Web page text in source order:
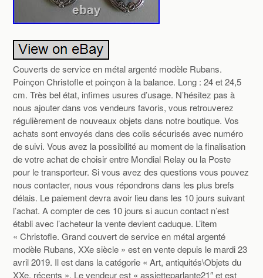
Couverts de service en métal argenté modèle Rubans.
Poinçon Christofle et poinçon à la balance. Long : 24 et 24,5
cm. Très bel état, infimes usures d’usage. N’hésitez pas à
nous ajouter dans vos vendeurs favoris, vous retrouverez
régulièrement de nouveaux objets dans notre boutique. Vos
achats sont envoyés dans des colis sécurisés avec numéro
de suivi. Vous avez la possibilité au moment de la finalisation
de votre achat de choisir entre Mondial Relay ou la Poste
pour le transporteur. Si vous avez des questions vous pouvez
nous contacter, nous vous répondrons dans les plus brefs
délais. Le paiement devra avoir lieu dans les 10 jours suivant
l’achat. A compter de ces 10 jours si aucun contact n’est
établi avec l’acheteur la vente devient caduque. L’item
« Christofle. Grand couvert de service en métal argenté
modèle Rubans, XXe siècle » est en vente depuis le mardi 23
avril 2019. Il est dans la catégorie « Art, antiquités\Objets du
XXe, récents ». Le vendeur est « assietteparlante21″ et est